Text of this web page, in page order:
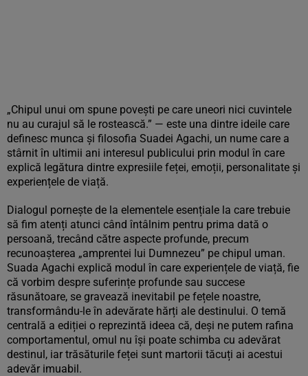
„Chipul unui om spune povești pe care uneori nici cuvintele
nu au curajul să le rostească.” — este una dintre ideile care
definesc munca și filosofia Suadei Agachi, un nume care a
stârnit în ultimii ani interesul publicului prin modul în care
explică legătura dintre expresiile feței, emoții, personalitate și
experiențele de viață.
Dialogul pornește de la elementele esențiale la care trebuie
să fim atenți atunci când întâlnim pentru prima dată o
persoană, trecând către aspecte profunde, precum
recunoașterea „amprentei lui Dumnezeu” pe chipul uman.
Suada Agachi explică modul în care experiențele de viață, fie
că vorbim despre suferințe profunde sau succese
răsunătoare, se gravează inevitabil pe fețele noastre,
transformându-le în adevărate hărți ale destinului. O temă
centrală a ediției o reprezintă ideea că, deși ne putem rafina
comportamentul, omul nu își poate schimba cu adevărat
destinul, iar trăsăturile feței sunt martorii tăcuți ai acestui
adevăr imuabil.